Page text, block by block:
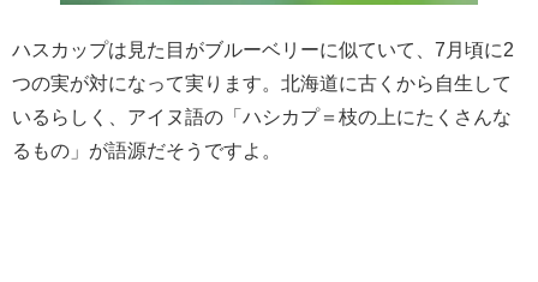
ハスカップは見た目がブルーベリーに似ていて、7月頃に2
つの実が対になって実ります。北海道に古くから自生して
いるらしく、アイヌ語の「ハシカプ＝枝の上にたくさんな
るもの」が語源だそうですよ。